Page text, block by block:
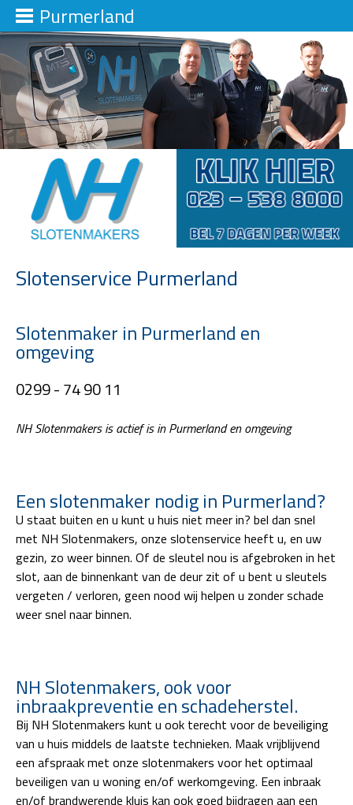
Purmerland
Slotenservice Purmerland
Slotenmaker in Purmerland en
omgeving
0299 - 74 90 11
NH Slotenmakers is actief is in Purmerland en omgeving
Een slotenmaker nodig in Purmerland?
U staat buiten en u kunt u huis niet meer in? bel dan snel
met NH Slotenmakers, onze slotenservice heeft u, en uw
gezin, zo weer binnen. Of de sleutel nou is afgebroken in het
slot, aan de binnenkant van de deur zit of u bent u sleutels
vergeten / verloren, geen nood wij helpen u zonder schade
weer snel naar binnen.
NH Slotenmakers, ook voor
inbraakpreventie en schadeherstel.
Bij NH Slotenmakers kunt u ook terecht voor de beveiliging
van u huis middels de laatste technieken. Maak vrijblijvend
een afspraak met onze slotenmakers voor het optimaal
beveiligen van u woning en/of werkomgeving. Een inbraak
en/of brandwerende kluis kan ook goed bijdragen aan een